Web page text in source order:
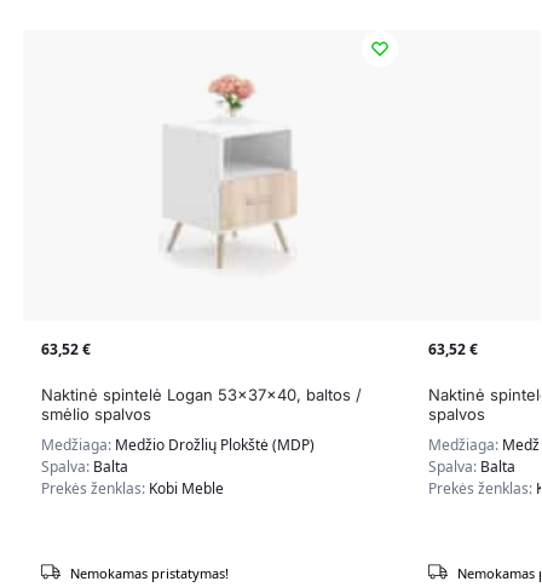
63,52€
Naktinė spintelė Logan 53x37x40, baltos /
smėlio spalvos
Medžiaga: Medžio Drožlių Plokštė (MDP)
Spalva: Balta
Prekės ženklas: Kobi Meble
Nemokamas pristatymas!
63,52€
Naktinė
spalvos
Medžiaga:
Spalva: Balta
Prekės ženklas:
Nemokamas